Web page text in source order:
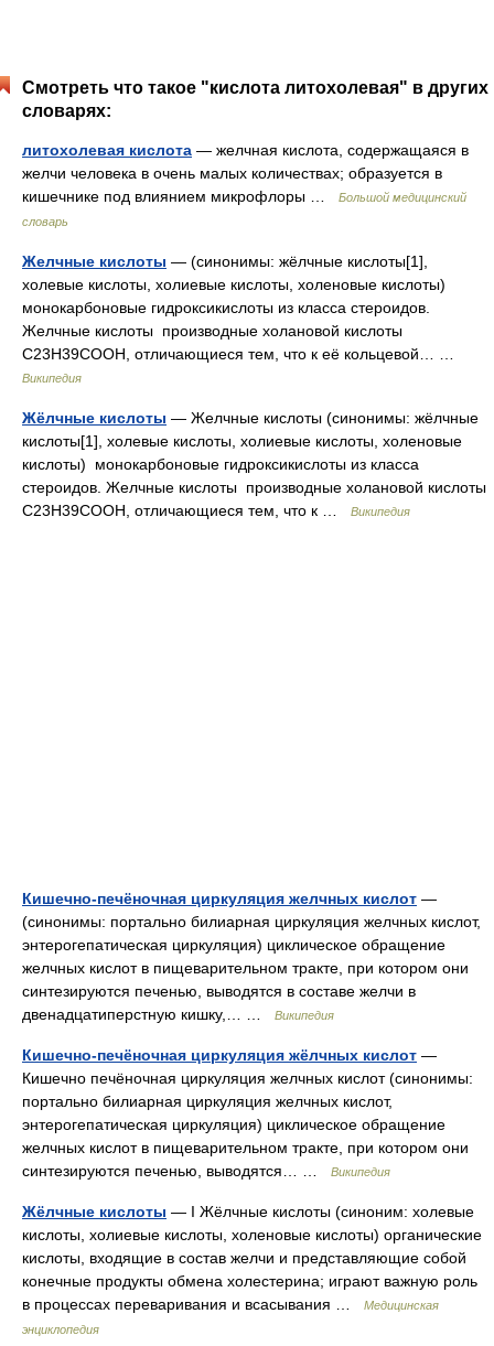
Смотреть что такое "кислота литохолевая" в других
словарях:
литохолевая кислота — желчная кислота, содержащаяся в
желчи человека в очень малых количествах; образуется в
кишечнике под влиянием микрофлоры …
Большой медицинский
словарь
Желчные кислоты — (синонимы: жёлчные кислоты[1],
холевые кислоты, холиевые кислоты, холеновые кислоты)
монокарбоновые гидроксикислоты из класса стероидов.
Желчные кислоты производные холановой кислоты
С23Н39СООН, отличающиеся тем, что к её кольцевой… …
Википедия
Жёлчные кислоты — Желчные кислоты (синонимы: жёлчные
кислоты[1], холевые кислоты, холиевые кислоты, холеновые
кислоты) монокарбоновые гидроксикислоты из класса
стероидов. Желчные кислоты производные холановой кислоты
С23Н39СООН, отличающиеся тем, что к …
Википедия
Кишечно-печёночная циркуляция желчных кислот —
(синонимы: портально билиарная циркуляция желчных кислот,
энтерогепатическая циркуляция) циклическое обращение
желчных кислот в пищеварительном тракте, при котором они
синтезируются печенью, выводятся в составе желчи в
двенадцатиперстную кишку,… …
Википедия
Кишечно-печёночная циркуляция жёлчных кислот —
Кишечно печёночная циркуляция желчных кислот (синонимы:
портально билиарная циркуляция желчных кислот,
энтерогепатическая циркуляция) циклическое обращение
желчных кислот в пищеварительном тракте, при котором они
синтезируются печенью, выводятся… …
Википедия
Жёлчные кислоты — I Жёлчные кислоты (синоним: холевые
кислоты, холиевые кислоты, холеновые кислоты) органические
кислоты, входящие в состав желчи и представляющие собой
конечные продукты обмена холестерина; играют важную роль
в процессах переваривания и всасывания …
Медицинская
энциклопедия